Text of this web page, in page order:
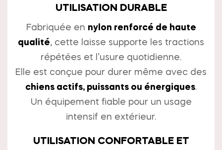
UTILISATION DURABLE
Fabriquée en nylon renforcé de haute
qualité, cette laisse supporte les tractions
répétées et l’usure quotidienne.
Elle est conçue pour durer même avec des
chiens actifs, puissants ou énergiques.
Un équipement fiable pour un usage
intensif en extérieur.
UTILISATION CONFORTABLE ET